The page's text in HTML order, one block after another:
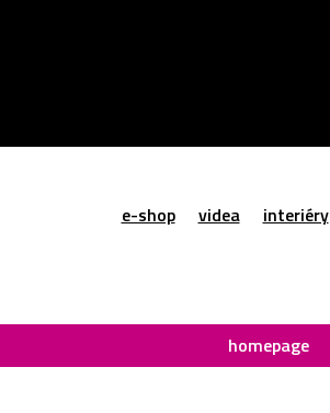
e-shop videa interiéry
homepage